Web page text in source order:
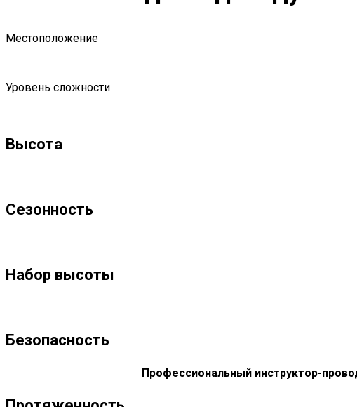
Местоположение
Уровень сложности
Высота
Сезонность
Набор высоты
Безопасность
Профессиональный инструктор-